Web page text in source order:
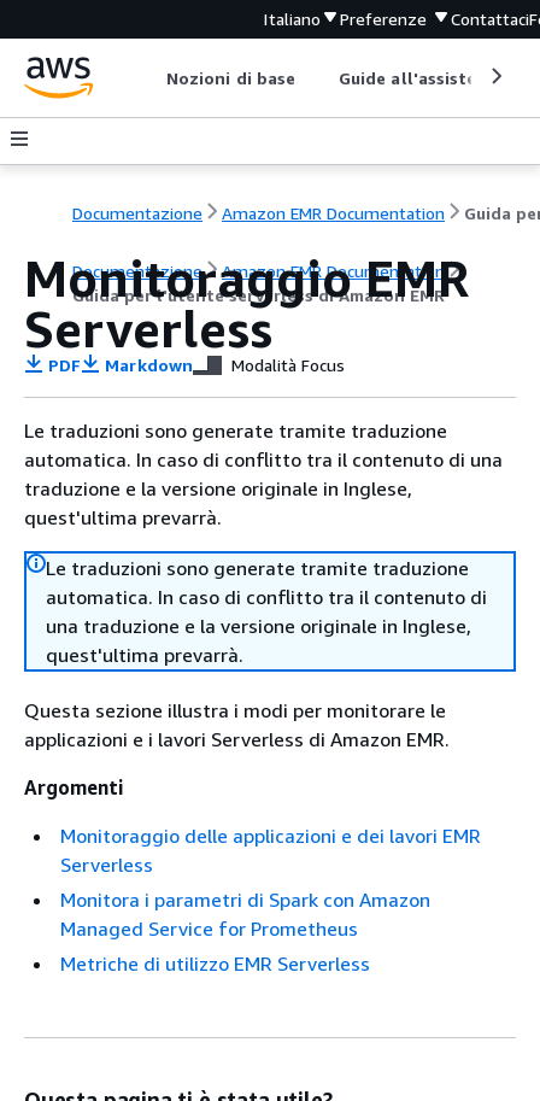
Italiano Preferenze Contattaci
Nozioni di base Guide all'assistenza
Documentazione Amazon EMR Documentation
Documentazione
Amazon EMR Documentation
Guida per l'utente serverless di Amazon EMR
Monitoraggio EMR
Serverless
PDF Markdown Modalità Focus
Le traduzioni sono generate tramite traduzione
automatica. In caso di conflitto tra il contenuto di una
traduzione e la versione originale in Inglese,
quest'ultima prevarrà.
Le traduzioni sono generate tramite traduzione
automatica. In caso di conflitto tra il contenuto di
una traduzione e la versione originale in Inglese,
quest'ultima prevarrà.
Questa sezione illustra i modi per monitorare le
applicazioni e i lavori Serverless di Amazon EMR.
Argomenti
Monitoraggio delle applicazioni e dei lavori EMR
Serverless
Monitora i parametri di Spark con Amazon
Managed Service for Prometheus
Metriche di utilizzo EMR Serverless